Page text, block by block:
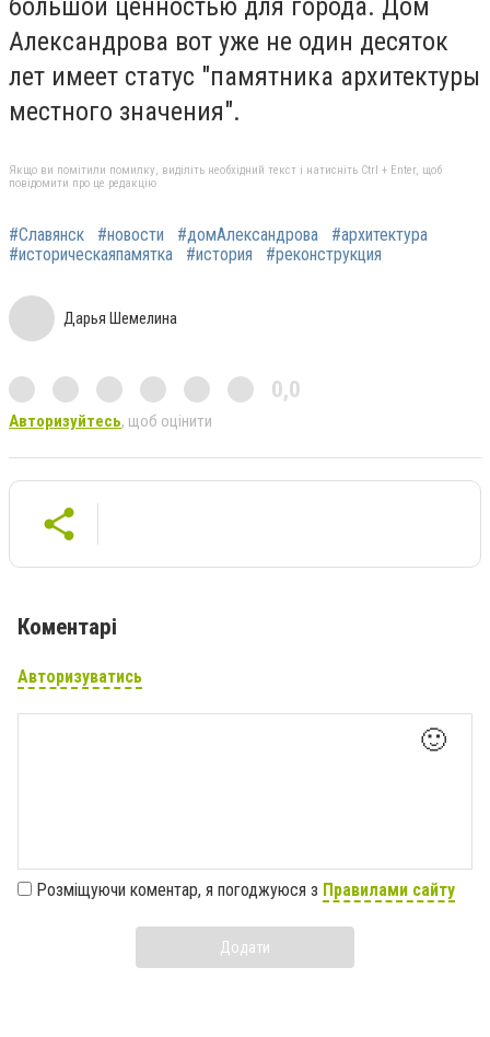
большой ценностью для города. Дом
Александрова вот уже не один десяток
лет имеет статус "памятника архитектуры
местного значения".
Якщо ви помітили помилку, виділіть необхідний текст і натисніть Ctrl + Enter, щоб
повідомити про це редакцію
#Славянск #новости #домАлександрова
#архитектура
#историческаяпамятка
#история #реконструкция
Дарья Шемелина
0,0
Авторизуйтесь, щоб оцінити
Коментарі
Авторизуватись
🙂
Розміщуючи коментар, я погоджуюся з Правилами сайту
Додати